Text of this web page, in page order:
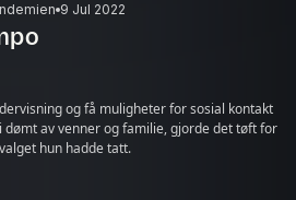
9 Jul 2022
og få muligheter for sosial kontakt
dømt av venner og familie, gjorde det tøft for
hun hadde tatt.